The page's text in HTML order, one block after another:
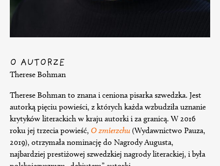
O AUTORZE
Therese Bohman
Therese Bohman to znana i ceniona pisarka szwedzka. Jest
autorką pięciu powieści, z których każda wzbudziła uznanie
krytyków literackich w kraju autorki i za granicą. W 2016
roku jej trzecia powieść, O zmierzchu (Wydawnictwo Pauza,
2019), otrzymała nominację do Nagrody Augusta,
najbardziej prestiżowej szwedzkiej nagrody literackiej, i była